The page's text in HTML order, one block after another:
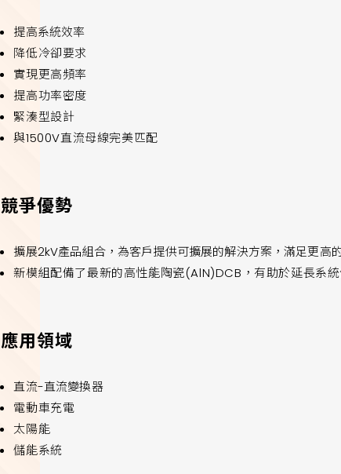
提高系統效率
降低冷卻要求
實現更高頻率
提高功率密度
緊湊型設計
與1500V直流母線完美匹配
競爭優勢
擴展2kV產品組合，為客戶提供可擴展的解決方案，滿足更高
新模組配備了最新的高性能陶瓷(AlN)DCB，有助於延長系
應用領域
直流-直流變換器
電動車充電
太陽能
儲能系統